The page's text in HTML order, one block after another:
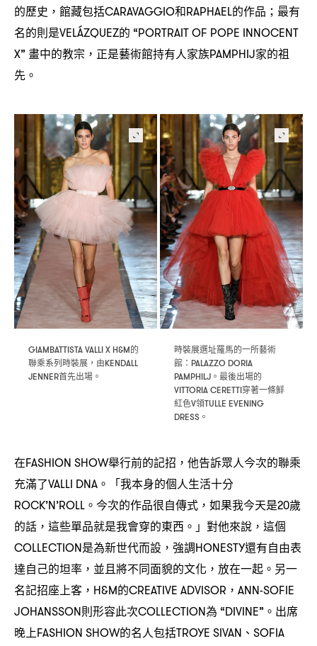
的歷史 ， 館藏包括CARAVAGGIO和RAPHAEL的作品 ； 最有
名的則是VELÁZQUEZ的 “PORTRAIT OF POPE INNOCENT
X”畫中的教宗 ， 正是藝術館持有人家族PAMPHIJ家的祖
先。
GIAMBATTISTA VALLI X H&M的
聯乘系列時裝展 ， 由KENDALL
JENNER首先出場。
時裝展選址羅馬的一所藝術
館 ：PALAZZO DORIA
PAMPHILJ 。最後出場的
VITTORIA CERETTI穿著一條鮮
紅色V領TULLE EVENING
DRESS 。
在FASHION SHOW舉行前的記招 ， 他告訴眾人今次的聯乘
充滿了VALLI DNA 。「我本身的個人生活十分
ROCK’N’ROLL 。今次的作品很自傳式 ， 如果我今天是20歲
的話 ， 這些單品就是我會穿的東西。」對他來說 ， 這個
COLLECTION是為新世代而設 ， 強調HONESTY還有自由表
達自己的坦率 ， 並且將不同面貌的文化 ， 放在一起。另一
名記招座上客 ，H&M的CREATIVE ADVISOR，ANN-SOFIE
JOHANSSON則形容此次COLLECTION為 “DIVINE” 。出席
晚上FASHION SHOW的名人包括TROYE SIVAN 、 SOFIA